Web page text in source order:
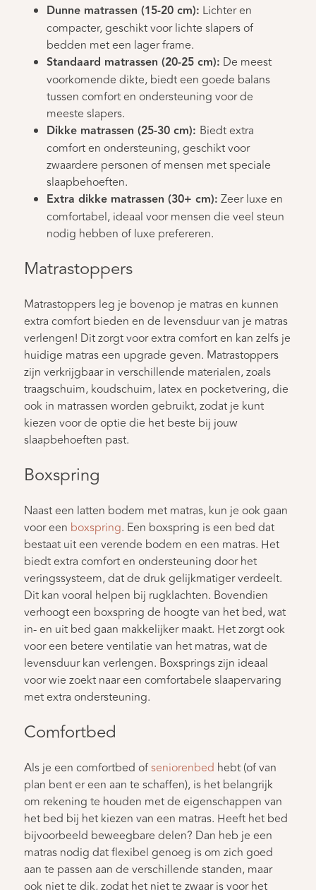
Dunne matrassen (15-20 cm): Lichter en
compacter, geschikt voor lichte slapers of
bedden met een lager frame.
Standaard matrassen (20-25 cm): De meest
voorkomende dikte, biedt een goede balans
tussen comfort en ondersteuning voor de
meeste slapers.
Dikke matrassen (25-30 cm): Biedt extra
comfort en ondersteuning, geschikt voor
zwaardere personen of mensen met speciale
slaapbehoeften.
Extra dikke matrassen (30+ cm): Zeer luxe en
comfortabel, ideaal voor mensen die veel steun
nodig hebben of luxe prefereren.
Matrastoppers
Matrastoppers leg je bovenop je matras en kunnen
extra comfort bieden en de levensduur van je matras
verlengen! Dit zorgt voor extra comfort en kan zelfs je
huidige matras een upgrade geven. Matrastoppers
zijn verkrijgbaar in verschillende materialen, zoals
traagschuim, koudschuim, latex en pocketvering, die
ook in matrassen worden gebruikt, zodat je kunt
kiezen voor de optie die het beste bij jouw
slaapbehoeften past.
Boxspring
Naast een latten bodem met matras, kun je ook gaan
voor een boxspring. Een boxspring is een bed dat
bestaat uit een verende bodem en een matras. Het
biedt extra comfort en ondersteuning door het
veringssysteem, dat de druk gelijkmatiger verdeelt.
Dit kan vooral helpen bij rugklachten. Bovendien
verhoogt een boxspring de hoogte van het bed, wat
in- en uit bed gaan makkelijker maakt. Het zorgt ook
voor een betere ventilatie van het matras, wat de
levensduur kan verlengen. Boxsprings zijn ideaal
voor wie zoekt naar een comfortabele slaapervaring
met extra ondersteuning.
Comfortbed
Als je een comfortbed ofseniorenbed hebt (of van
plan bent er een aan te schaffen), is het belangrijk
om rekening te houden met de eigenschappen van
het bed bij het kiezen van een matras. Heeft het bed
bijvoorbeeld beweegbare delen? Dan heb je een
matras nodig dat flexibel genoeg is om zich goed
aan te passen aan de verschillende standen, maar
ook niet te dik, zodat het niet te zwaar is voor het